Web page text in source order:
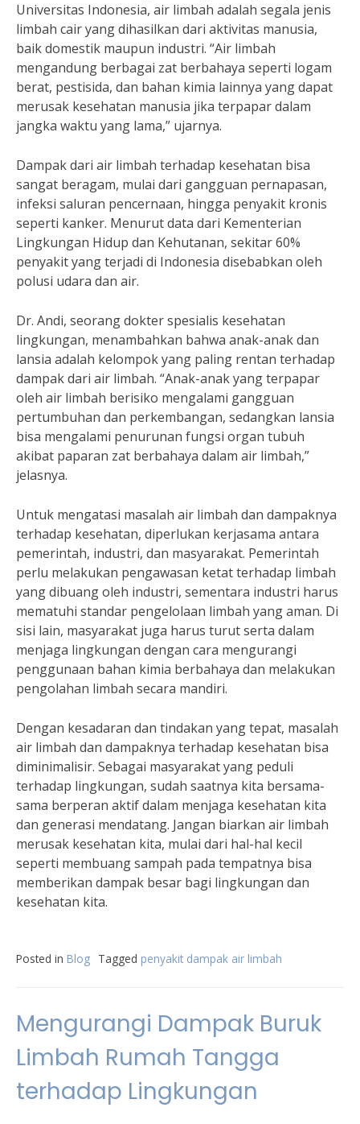
Universitas Indonesia, air limbah adalah segala jenis
limbah cair yang dihasilkan dari aktivitas manusia,
baik domestik maupun industri. “Air limbah
mengandung berbagai zat berbahaya seperti logam
berat, pestisida, dan bahan kimia lainnya yang dapat
merusak kesehatan manusia jika terpapar dalam
jangka waktu yang lama,” ujarnya.
Dampak dari air limbah terhadap kesehatan bisa
sangat beragam, mulai dari gangguan pernapasan,
infeksi saluran pencernaan, hingga penyakit kronis
seperti kanker. Menurut data dari Kementerian
Lingkungan Hidup dan Kehutanan, sekitar 60%
penyakit yang terjadi di Indonesia disebabkan oleh
polusi udara dan air.
Dr. Andi, seorang dokter spesialis kesehatan
lingkungan, menambahkan bahwa anak-anak dan
lansia adalah kelompok yang paling rentan terhadap
dampak dari air limbah. “Anak-anak yang terpapar
oleh air limbah berisiko mengalami gangguan
pertumbuhan dan perkembangan, sedangkan lansia
bisa mengalami penurunan fungsi organ tubuh
akibat paparan zat berbahaya dalam air limbah,”
jelasnya.
Untuk mengatasi masalah air limbah dan dampaknya
terhadap kesehatan, diperlukan kerjasama antara
pemerintah, industri, dan masyarakat. Pemerintah
perlu melakukan pengawasan ketat terhadap limbah
yang dibuang oleh industri, sementara industri harus
mematuhi standar pengelolaan limbah yang aman. Di
sisi lain, masyarakat juga harus turut serta dalam
menjaga lingkungan dengan cara mengurangi
penggunaan bahan kimia berbahaya dan melakukan
pengolahan limbah secara mandiri.
Dengan kesadaran dan tindakan yang tepat, masalah
air limbah dan dampaknya terhadap kesehatan bisa
diminimalisir. Sebagai masyarakat yang peduli
terhadap lingkungan, sudah saatnya kita bersama-
sama berperan aktif dalam menjaga kesehatan kita
dan generasi mendatang. Jangan biarkan air limbah
merusak kesehatan kita, mulai dari hal-hal kecil
seperti membuang sampah pada tempatnya bisa
memberikan dampak besar bagi lingkungan dan
kesehatan kita.
Posted in Blog Tagged penyakit dampak air limbah
Mengurangi Dampak Buruk
Limbah Rumah Tangga
terhadap Lingkungan